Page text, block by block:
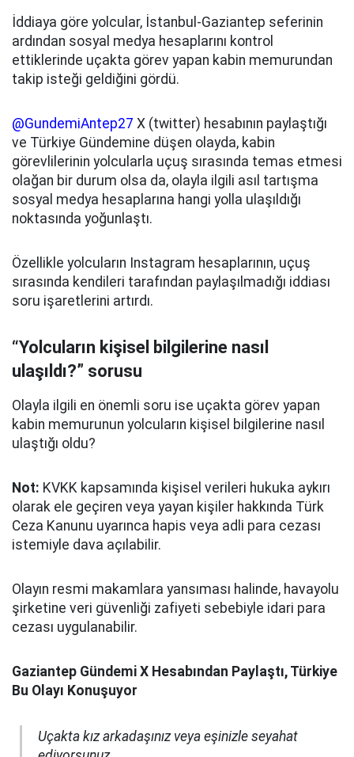
İddiaya göre yolcular, İstanbul-Gaziantep seferinin
ardından sosyal medya hesaplarını kontrol
ettiklerinde uçakta görev yapan kabin memurundan
takip isteği geldiğini gördü.
@GundemiAntep27 X (twitter) hesabının paylaştığı
ve Türkiye Gündemine düşen olayda, kabin
görevlilerinin yolcularla uçuş sırasında temas etmesi
olağan bir durum olsa da, olayla ilgili asıl tartışma
sosyal medya hesaplarına hangi yolla ulaşıldığı
noktasında yoğunlaştı.
Özellikle yolcuların Instagram hesaplarının, uçuş
sırasında kendileri tarafından paylaşılmadığı iddiası
soru işaretlerini artırdı.
“Yolcuların kişisel bilgilerine nasıl
ulaşıldı?” sorusu
Olayla ilgili en önemli soru ise uçakta görev yapan
kabin memurunun yolcuların kişisel bilgilerine nasıl
ulaştığı oldu?
Not: KVKK kapsamında kişisel verileri hukuka aykırı
olarak ele geçiren veya yayan kişiler hakkında Türk
Ceza Kanunu uyarınca hapis veya adli para cezası
istemiyle dava açılabilir.
Olayın resmi makamlara yansıması halinde, havayolu
şirketine veri güvenliği zafiyeti sebebiyle idari para
cezası uygulanabilir.
Gaziantep Gündemi X Hesabından Paylaştı, Türkiye
Bu Olayı Konuşuyor
Uçakta kız arkadaşınız veya eşinizle seyahat